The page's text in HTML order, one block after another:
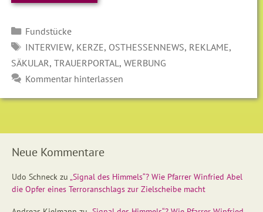
Kategorien
Fundstücke
SCHLAGWÖRTER
INTERVIEW, KERZE, OSTHESSENNEWS, REKLAME,
SÄKULAR,TRAUERPORTAL ,WERBUNG
Kommentar hinterlassen
Neue Kommentare
Udo Schneck zu „Signal des Himmels“? Wie Pfarrer Winfried Abel
die Opfer eines Terroranschlags zur Zielscheibe macht